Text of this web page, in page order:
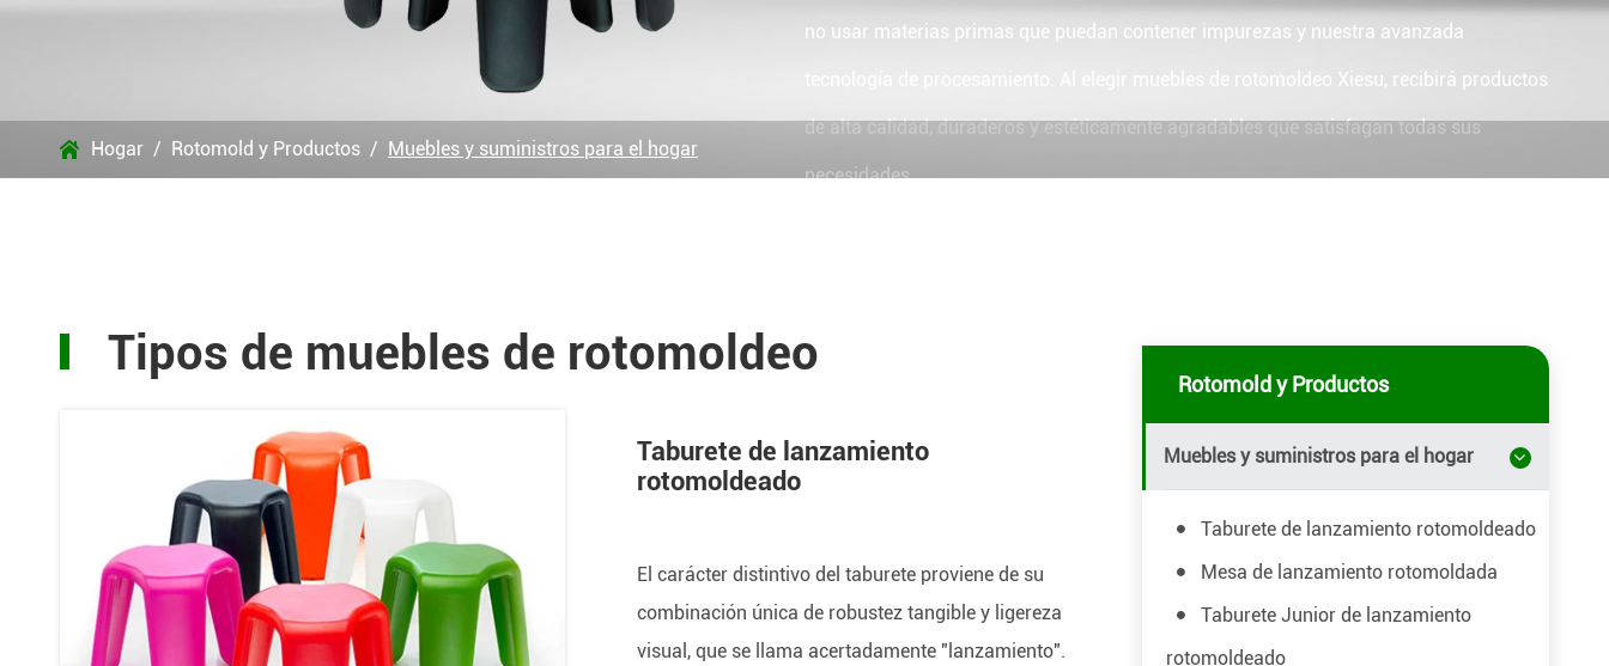
no usar materias primas que puedan contener impurezas y nuestra avanzada
tecnología de procesamiento. Al elegir muebles de rotomoldeo Xiesu, recibirá productos
de alta calidad, duraderos y estéticamente agradables que satisfagan todas sus
necesidades.
 Hogar Rotomold y Productos Muebles y suministros para el hogar
Tipos de muebles de rotomoldeo
Taburete de lanzamiento
rotomoldeado
El carácter distintivo del taburete proviene de su
combinación única de robustez tangible y ligereza
visual, que se llama acertadamente "lanzamiento".
Rotomold y Productos
Muebles y suministros para el hogar
Taburete de lanzamiento rotomoldeado
Mesa de lanzamiento rotomoldada
Taburete Junior de lanzamiento
rotomoldeado